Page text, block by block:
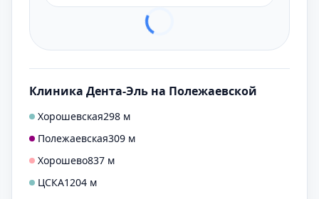
Клиника Дента-Эль на Полежаевской
Хорошевская298 м
Полежаевская309 м
Хорошево837 м
ЦСКА1204 м